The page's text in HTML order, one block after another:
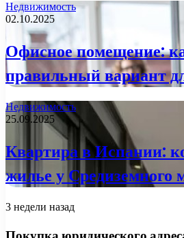
Недвижимость
02.10.2025
Офисное помещение:
правильный вариант
Недвижимость
25.09.2025
Квартира в Испании:
жилье у Средиземного
3 недели назад